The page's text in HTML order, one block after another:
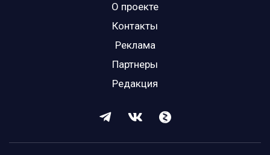
О проекте
Контакты
Реклама
Партнеры
Редакция